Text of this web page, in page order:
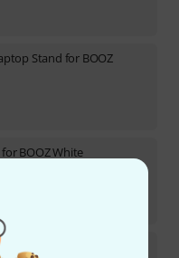
Stand for BOOZ
BOOZ White
for BOOZ white